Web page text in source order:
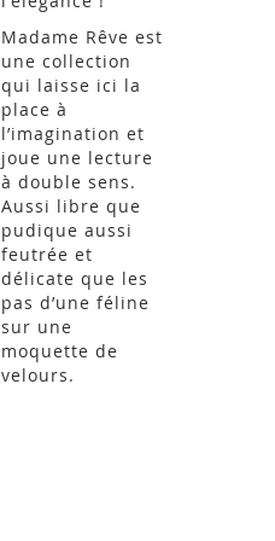
Madame Rêve est
une collection
qui laisse ici la
place à
l’imagination et
joue une lecture
à double sens.
Aussi libre que
pudique aussi
feutrée et
délicate que les
pas d’une féline
sur une
moquette de
velours.